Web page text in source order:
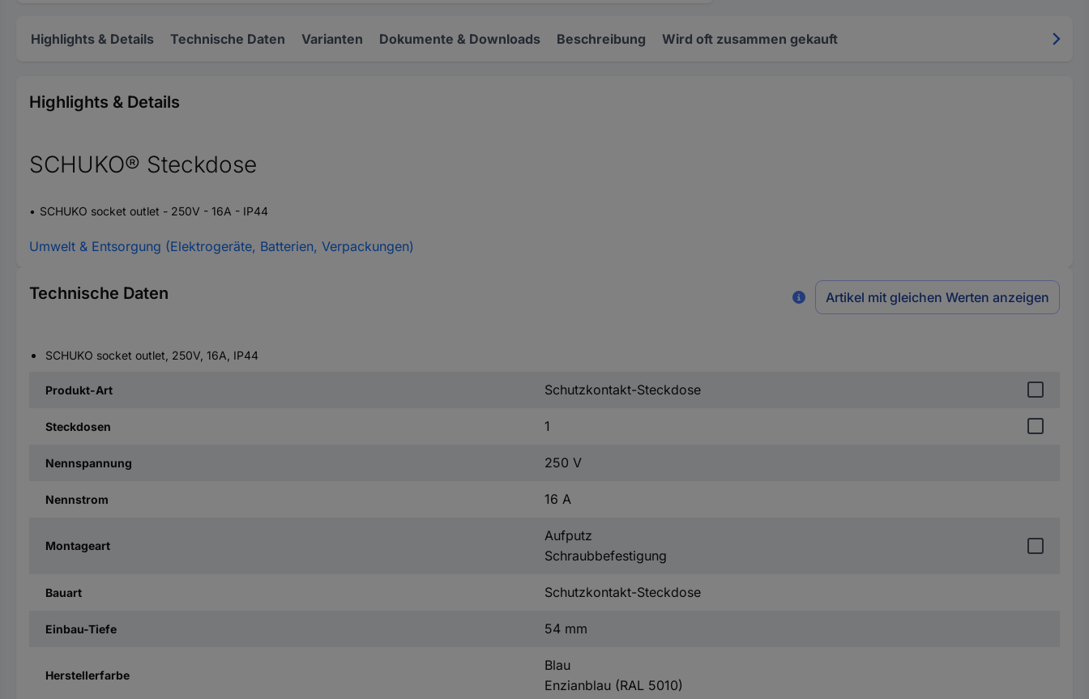
Highlights & Details Technische Daten Varianten Dokumente & Downloads Beschreibung Wird oft zusammen gekauft
Highlights & Details
SCHUKO® Steckdose
SCHUKO socket outlet - 250V - 16A - IP44
Umwelt & Entsorgung (Elektrogeräte, Batterien, Verpackungen)
Technische Daten Artikel mit gleichen Werten anzeigen
SCHUKO socket outlet, 250V, 16A, IP44
Produkt-Art Schutzkontakt-Steckdose
Steckdosen 1
Nennspannung 250 V
Nennstrom 16 A
Montageart
Aufputz
Schraubbefestigung
Bauart Schutzkontakt-Steckdose
Einbau-Tiefe 54 mm
Herstellerfarbe
Blau
Enzianblau (RAL 5010)